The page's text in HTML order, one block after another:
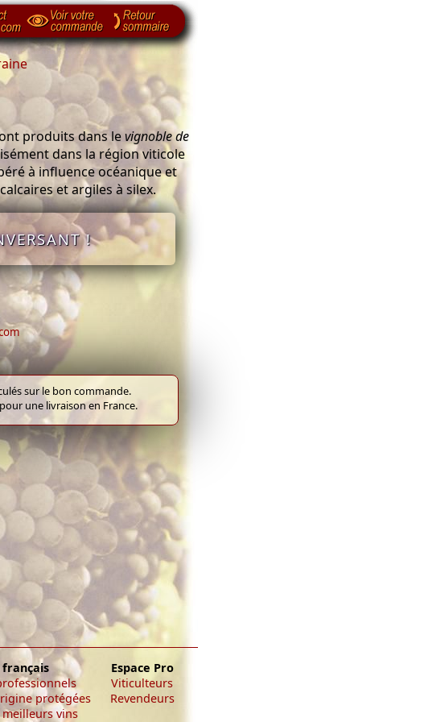
produits dans levignoble de
dans la région viticole
à influence océanique et
et argiles à silex.
!
sur le bon commande.
une livraison en France.
français
protégées
vins
Espace Pro
Viticulteurs
Revendeurs